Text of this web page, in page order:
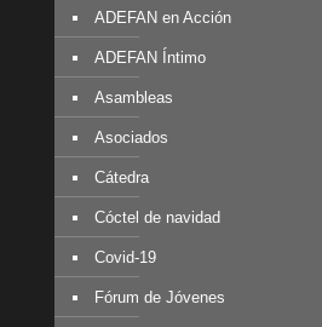
ADEFAN en Acción
ADEFAN Íntimo
Asambleas
Asociados
Cátedra
Cóctel de navidad
Covid-19
Fórum de Jóvenes